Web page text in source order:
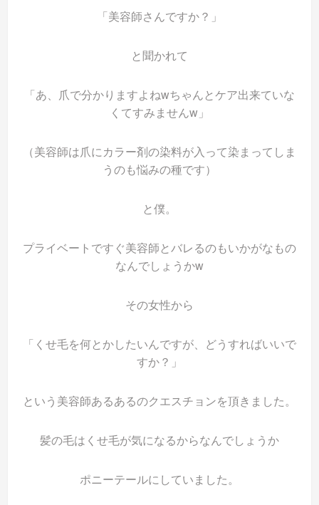
「美容師さんですか？」
と聞かれて
「あ、爪で分かりますよねwちゃんとケア出来ていな
くてすみませんw」
（美容師は爪にカラー剤の染料が入って染まってしま
うのも悩みの種です）
と僕。
プライベートですぐ美容師とバレるのもいかがなもの
なんでしょうかw
その女性から
「くせ毛を何とかしたいんですが、どうすればいいで
すか？」
という美容師あるあるのクエスチョンを頂きました。
髪の毛はくせ毛が気になるからなんでしょうか
ポニーテールにしていました。